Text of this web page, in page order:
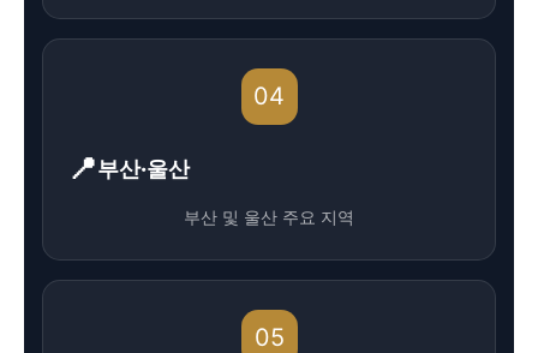
04
부산·울산
부산 및 울산 주요 지역
05